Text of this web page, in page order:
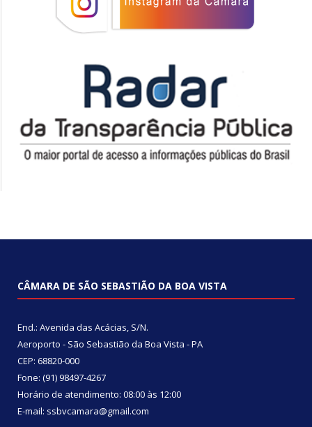
CÂMARA DE SÃO SEBASTIÃO DA BOA VISTA
End.: Avenida das Acácias, S/N.
Aeroporto - São Sebastião da Boa Vista - PA
CEP: 68820-000
Fone: (91) 98497-4267
Horário de atendimento: 08:00 às 12:00
E-mail: ssbvcamara@gmail.com